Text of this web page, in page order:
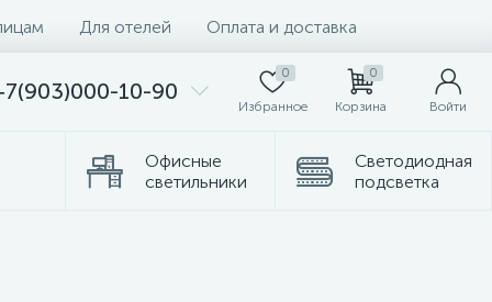
Для отелей Оплата и доставка
10-90
0
Избранное
0
Корзина Войти
Офисные
светильники
Светодиодная
подсветка